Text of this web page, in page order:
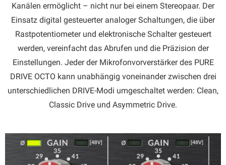
Kanälen ermöglicht – nicht nur bei einem Stereopaar. Der
Einsatz digital gesteuerter analoger Schaltungen, die über
Rastpotentiometer und elektronische Schalter gesteuert
werden, vereinfacht das Abrufen und die Präzision der
Einstellungen. Jeder der Mikrofonvorverstärker des PURE
DRIVE OCTO kann unabhängig voneinander zwischen drei
unterschiedlichen DRIVE-Modi umgeschaltet werden: Clean,
Classic Drive und Asymmetric Drive.